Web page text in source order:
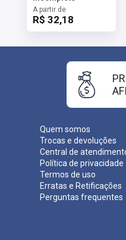
A partir de
R$ 32,18
Quem somos
Trocas e devoluções
Central de
Política de privacidade
Termos de uso
Erratas e Retificações
Perguntas frequentes